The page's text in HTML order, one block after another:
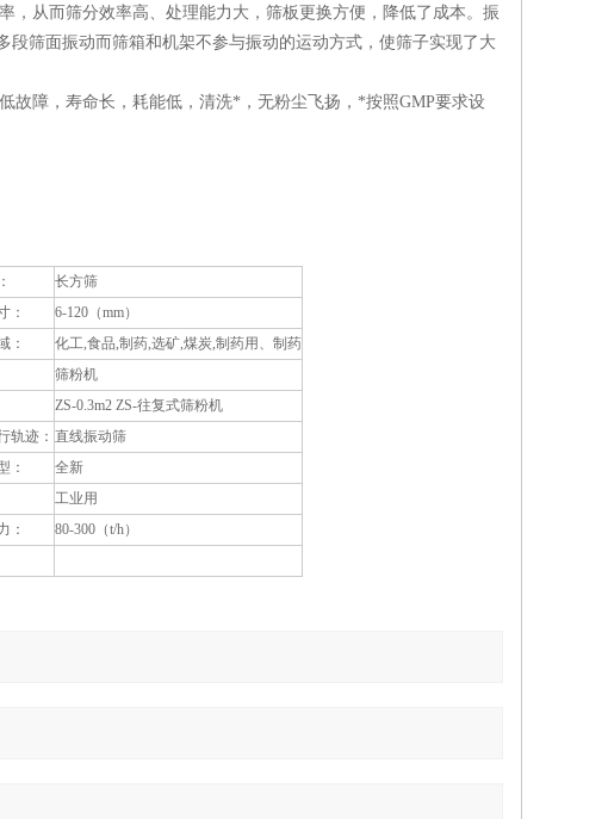
，从而筛分效率高、处理能力大，筛板更换方便，降低了成本。振
筛面振动而筛箱和机架不参与振动的运动方式，使筛子实现了大
故障，寿命长，耗能低，清洗*，无粉尘飞扬，*按照GMP要求设
长方筛
：
6-120（mm）
：
化工,食品,制药,选矿,煤炭,制药用、制药
筛粉机
ZS-0.3m2 ZS-往复式筛粉机
轨迹： 直线振动筛
：
全新
工业用
：
80-300（t/h）